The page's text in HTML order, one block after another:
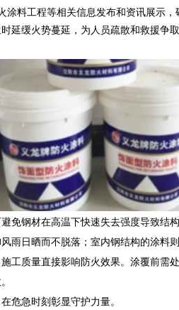
涂料工程等相关信息发布和资讯展示，
延缓火势蔓延，为人员疏散和救援
钢材在高温下快速失去强度导致结
日晒而不脱落；室内钢结构的涂
质量直接影响防火效果。涂覆前
危急时刻彰显守护力量。